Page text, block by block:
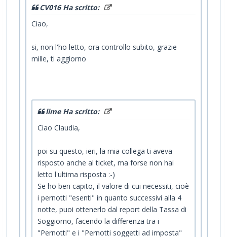
CV016 Ha scritto:
Ciao,
si, non l'ho letto, ora controllo subito, grazie
mille, ti aggiorno
lime Ha scritto:
Ciao Claudia,
poi su questo, ieri, la mia collega ti aveva
risposto anche al ticket, ma forse non hai
letto l'ultima risposta :-)
Se ho ben capito, il valore di cui necessiti, cioè
i pernotti "esenti" in quanto successivi alla 4
notte, puoi ottenerlo dal report della Tassa di
Soggiorno, facendo la differenza tra i
"Pernotti" e i "Pernotti soggetti ad imposta"